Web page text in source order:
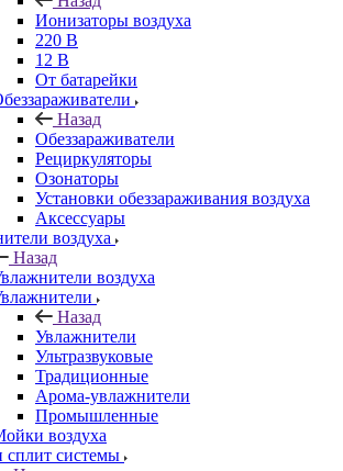
Ионизаторы воздуха
220 В
12 В
От батарейки
Назад
Обеззараживатели
Рециркуляторы
Озонаторы
Установки обеззараживания воздуха
Аксессуары
воздуха
Назад
воздуха
Назад
Увлажнители
Ультразвуковые
Традиционные
Арома-увлажнители
Промышленные
воздуха
сплит системы